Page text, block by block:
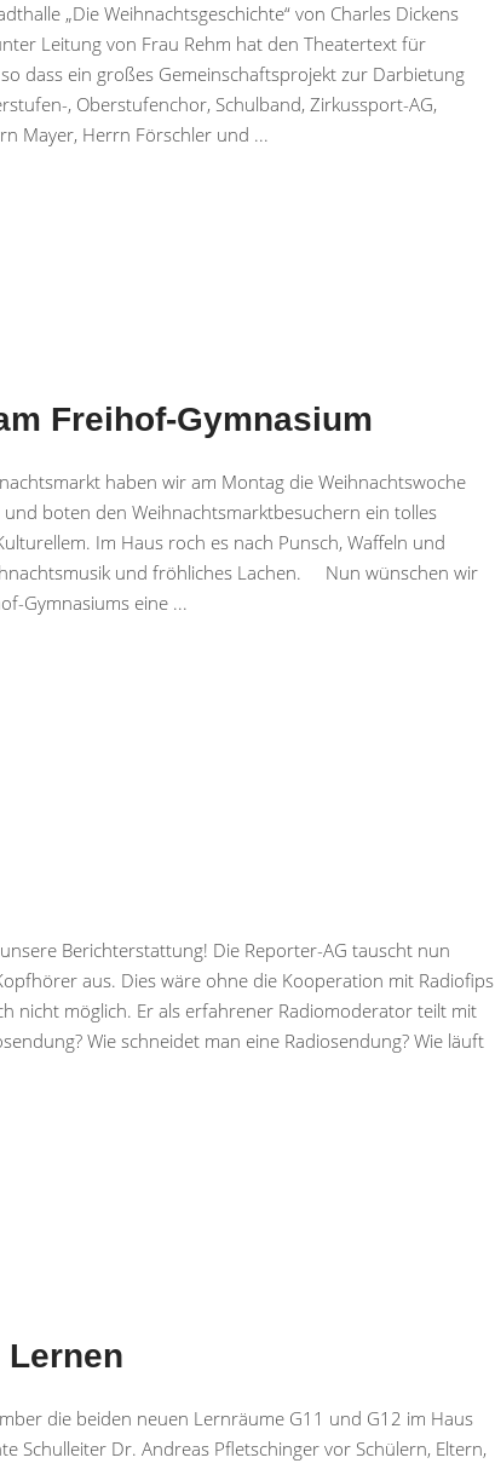
„Die Weihnachtsgeschichte“ von Charles Dickens
Leitung von Frau Rehm hat den Theatertext für
dass ein großes Gemeinschaftsprojekt zur Darbietung
, Oberstufenchor, Schulband, Zirkussport-AG,
Mayer, Herrn Förschler und
Freihof-Gymnasium
haben wir am Montag die Weihnachtswoche
boten den Weihnachtsmarktbesuchern ein tolles
Im Haus roch es nach Punsch, Waffeln und
und fröhliches Lachen. Nun wünschen wir
Gymnasiums eine
Berichterstattung! Die Reporter-AG tauscht nun
aus. Dies wäre ohne die Kooperation mit Radiofips
nicht möglich. Er als erfahrener Radiomoderator teilt mit
Wie schneidet man eine Radiosendung? Wie läuft
Lernen
die beiden neuen Lernräume G11 und G12 im Haus
Schulleiter Dr. Andreas Pfletschinger vor Schülern, Eltern,